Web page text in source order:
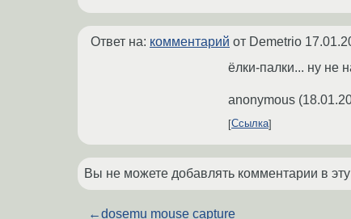
Ответ на: комментарий от Demetrio
ёлки-палки... ну не
anonymous (
Ссылка
Вы не можете добавлять комментарии в
←dosemu mouse capture